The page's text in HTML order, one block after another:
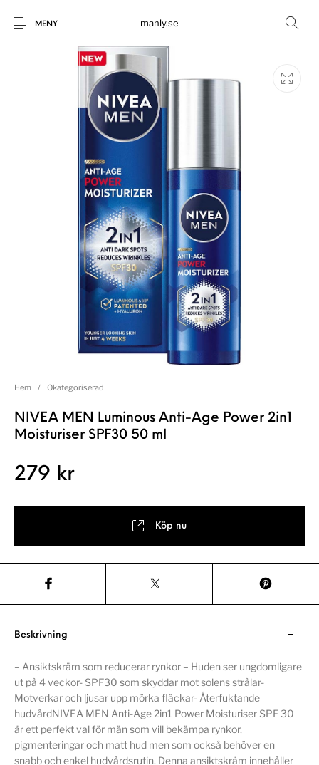
MENY manly.se
Hem / Okategoriserad
NIVEA MEN Luminous Anti-Age Power 2in1
Moisturiser SPF30 50 ml
279 kr
Köp nu
Beskrivning
– Ansiktskräm som reducerar rynkor – Huden ser ungdomligare
ut på 4 veckor- SPF30 som skyddar mot solens strålar-
Motverkar och ljusar upp mörka fläckar- Återfuktande
hudvårdNIVEA MEN Anti-Age 2in1 Power Moisturiser SPF 30
är ett perfekt val för män som vill bekämpa rynkor,
pigmenteringar och matt hud men som också behöver en
snabb och enkel hudvårdsrutin. Denna ansiktskräm innehåller